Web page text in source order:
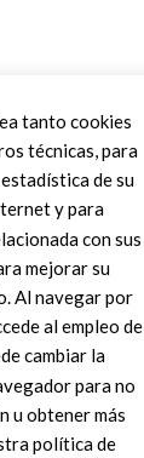
tanto cookies
técnicas, para
de su
y para
con sus
mejorar su
Al navegar por
al empleo de
cambiar la
para no
u obtener más
política de